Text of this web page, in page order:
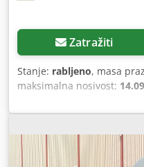
Zatražiti
Stanje: rabljeno, masa
maksimalna nosivost:
2
volumen tovarnog